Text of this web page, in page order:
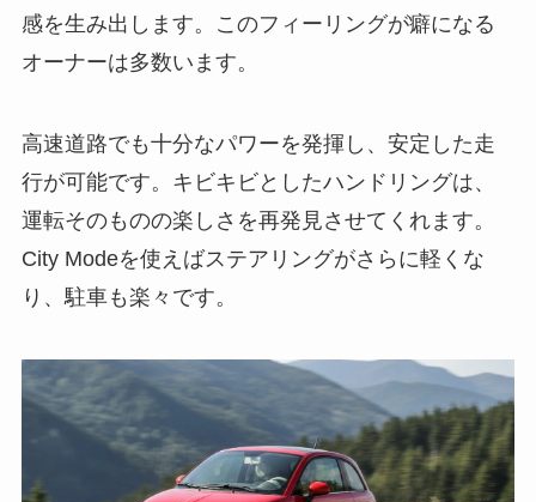
感を生み出します。このフィーリングが癖になる
オーナーは多数います。
高速道路でも十分なパワーを発揮し、安定した走
行が可能です。キビキビとしたハンドリングは、
運転そのものの楽しさを再発見させてくれます。
City Modeを使えばステアリングがさらに軽くな
り、駐車も楽々です。